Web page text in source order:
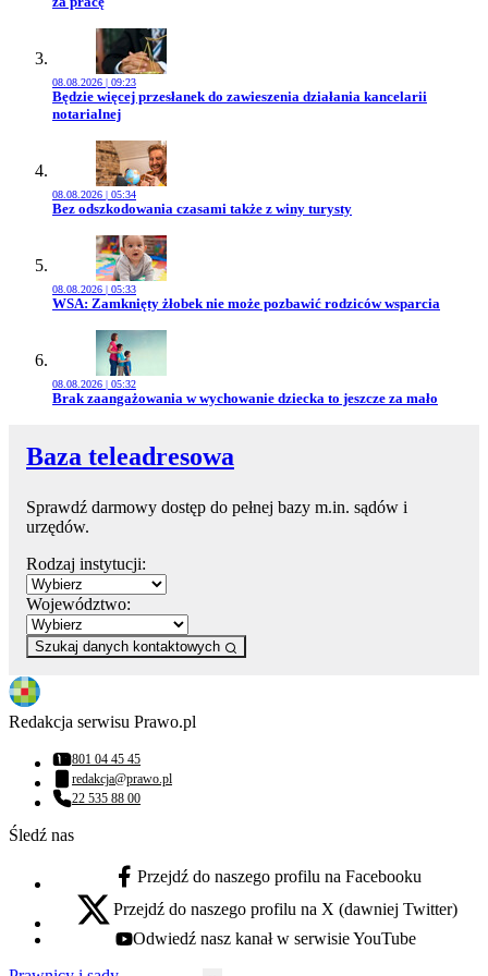
08.08.2026 | 09:23
Przejdź do artykułu:
Będzie więcej przesłanek do zawieszenia działania kancelarii
notarialnej
08.08.2026 | 05:34
Przejdź do artykułu:
Bez odszkodowania czasami także z winy turysty
08.08.2026 | 05:33
Przejdź do artykułu:
WSA: Zamknięty żłobek nie może pozbawić rodziców wsparcia
08.08.2026 | 05:32
Przejdź do artykułu:
Brak zaangażowania w wychowanie dziecka to jeszcze za mało
Baza teleadresowa
Sprawdź darmowy dostęp do pełnej bazy m.in. sądów i
urzędów.
Rodzaj instytucji:
Województwo:
Szukaj danych kontaktowych
Redakcja serwisu Prawo.pl
Numer telefonu:
801 04 45 45
Adres email:
redakcja@prawo.pl
Numer telefonu:
22 535 88 00
Śledź nas
facebook - otwiera się w nowej karcie
Przejdź do naszego profilu na Facebooku
x - otwiera się w nowej karcie
Przejdź do naszego profilu na X (dawniej Twitter)
youtube - otwiera się w nowej karcie
Odwiedź nasz kanał w serwisie YouTube